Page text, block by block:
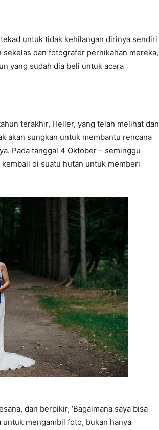
untuk tidak kehilangan dirinya sendiri
dan fotografer pernikahan mereka,
yang sudah dia beli untuk acara
terakhir, Heller, yang telah melihat dan
akan sungkan untuk membantu rencana
Pada tanggal 4 Oktober – seminggu
di suatu hutan untuk memberi
dan berpikir, ‘Bagaimana saya bisa
untuk mengambil foto, bukan hanya